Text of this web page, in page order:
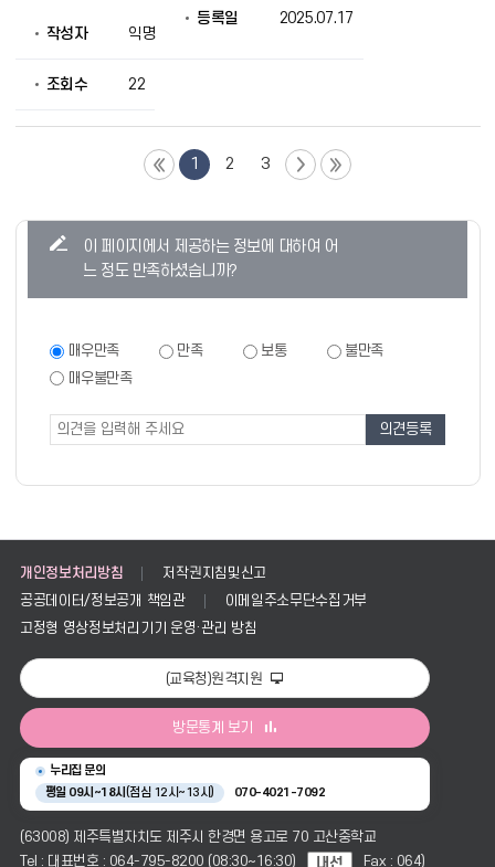
작성자 익명
등록일 2025.07.17
조회수 22
1 2 3
이 페이지에서 제공하는 정보에 대하여 어
느 정도 만족하셨습니까?
만
족
조
사
매우만족 만족 보통
불만족
매우불만족
개인정보처리방침
저작권지침및신고
공공데이터/정보공개 책임관
이메일주소무단수집거부
고정형 영상정보처리기기 운영·관리 방침
(교육청)원격지원
방문통계 보기
누리집 문의
평일 09시~18시 (점심 12시~13시) 070-4021-7092
(63008) 제주특별자치도 제주시 한경면 용고로 70 고산중학교
Tel : 대표번호 : 064-795-8200 (08:30~16:30)
Fax : 064)